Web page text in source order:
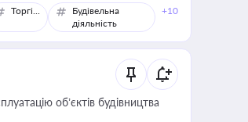
Торгівля
Будівельна
діяльність
+10
об’єктів будівництва